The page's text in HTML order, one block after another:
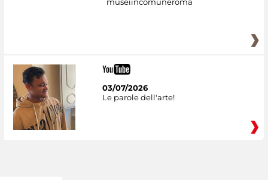
museiincomuneroma
03/07/2026
Le parole dell'arte!